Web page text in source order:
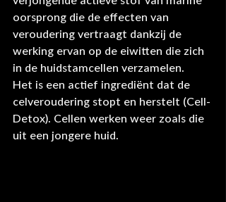
oorsprong die de effecten van
veroudering vertraagt dankzij de
werking ervan op de eiwitten die zich
in de huidstamcellen verzamelen.
Het is een actief ingrediënt dat de
celveroudering stopt en herstelt (Cell-
Detox). Cellen werken weer zoals die
uit een jongere huid.